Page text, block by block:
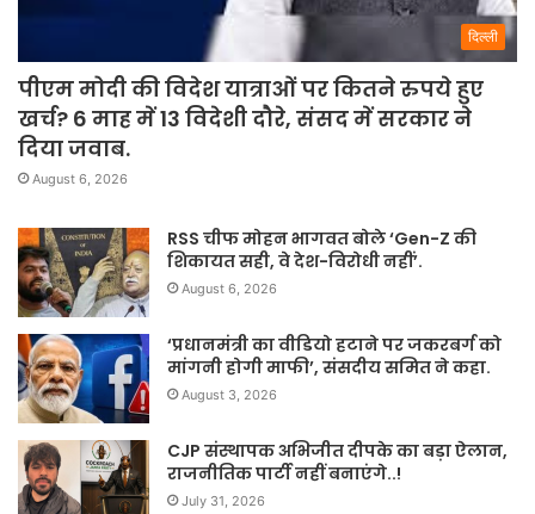
दिल्ली
पीएम मोदी की विदेश यात्राओं पर कितने रुपये हुए
खर्च? 6 माह में 13 विदेशी दौरे, संसद में सरकार ने
दिया जवाब.
August 6, 2026
RSS चीफ मोहन भागवत बोले ‘Gen-Z की
शिकायत सही, वे देश-विरोधी नहीं’.
August 6, 2026
‘प्रधानमंत्री का वीडियो हटाने पर जकरबर्ग को
मांगनी होगी माफी’, संसदीय समित ने कहा.
August 3, 2026
CJP संस्थापक अभिजीत दीपके का बड़ा ऐलान,
राजनीतिक पार्टी नहीं बनाएंगे..!
July 31, 2026